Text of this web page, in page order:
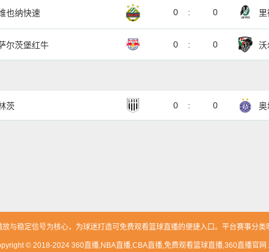
也纳快速 0 : 0
尔茨堡红牛 0 : 0 沃
茨 0 : 0 奥
与稳定信号为核心，为球迷打造可免费观看篮球直播的便捷入口。平台赛事分
© 2018-2024 360直播,NBA直播,CBA直播,免费观看篮球直播,360直播官网